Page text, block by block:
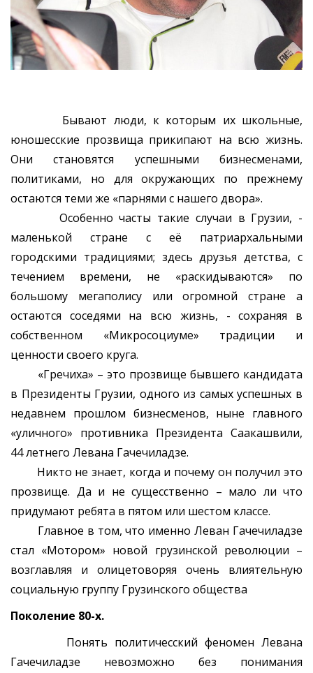
Бывают люди, к которым их школьные,
юношесские прозвища прикипают на всю жизнь.
Они становятся успешными бизнесменами,
политиками, но для окружающих по прежнему
остаются теми же «парнями с нашего двора».
Особенно часты такие случаи в Грузии, -
маленькой стране с её патриархальными
городскими традициями; здесь друзья детства, с
течением времени, не «раскидываются» по
большому мегаполису или огромной стране а
остаются соседями на всю жизнь, - сохраняя в
собственном «Микросоциуме» традиции и
ценности своего круга.
«Гречиха» – это прозвище бывшего кандидата
в Президенты Грузии, одного из самых успешных в
недавнем прошлом бизнесменов, ныне главного
«уличного» противника Президента Саакашвили,
44 летнего Левана Гачечиладзе.
Никто не знает, когда и почему он получил это
прозвище. Да и не сущесственно – мало ли что
придумают ребята в пятом или шестом классе.
Главное в том, что именно Леван Гачечиладзе
стал «Мотором» новой грузинской революции –
возглавляя и олицетоворяя очень влиятельную
социальную группу Грузинского общества
Поколение 80-х.
Понять политичесский феномен Левана
Гачечиладзе невозможно без понимания